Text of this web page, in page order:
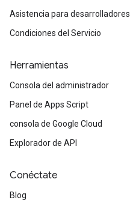
Asistencia para desarrolladores
Condiciones del Servicio
Herramientas
Consola del administrador
Panel de Apps Script
consola de Google Cloud
Explorador de API
Conéctate
Blog